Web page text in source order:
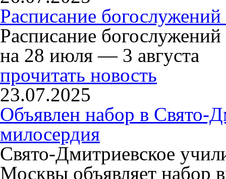
Расписание
Расписание
на 28 июля — 3 августа
прочитать новость
23.07.2025
Объявлен набор в Свято-
милосердия
Свято-Дмитриевское
Москвы объявляет набор